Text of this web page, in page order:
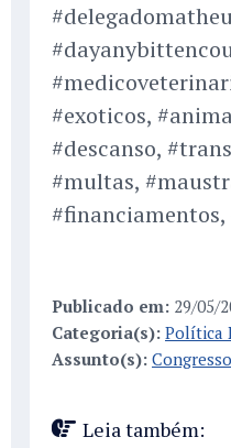
#exoticos,
#descanso,
#multas,
#financiamentos,
Publicado em: 29/05/
Categoria(s): Política
Assunto(s): Congresso
Leia também: